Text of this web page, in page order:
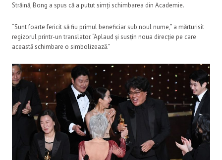
Străină, Bong a spus că a putut simți schimbarea din Academie.
“Sunt foarte fericit să fiu primul beneficiar sub noul nume,” a mărturisit
regizorul printr-un translator. “Aplaud și susțin noua direcție pe care
această schimbare o simbolizează.”